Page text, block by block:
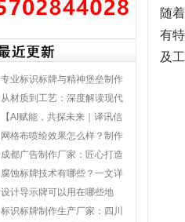
专业标识标牌与精神堡垒制作
专家 | 零贰捌广告制作集团 - 打
造一体化导视解决方案，提升
品牌形象与空间效率
从材质到工艺：深度解读现代
导视标牌制作技术
【AI赋能，共探未来｜译讯信
息董事长马万炯先生一行莅临
028广告制作集团交流赋能】
网格布喷绘效果怎么样？制作
工艺要点核心优势
成都广告制作厂家：匠心打造
城市视觉新名片
腐蚀标牌技术有哪些？一文详
解行业主流工艺与应用
设计导示牌可以用在哪些地
方？
标识标牌制作生产厂家：四川
随
有
及